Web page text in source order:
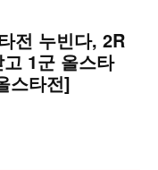
전 누빈다, 2R
1군 올스타
스타전]